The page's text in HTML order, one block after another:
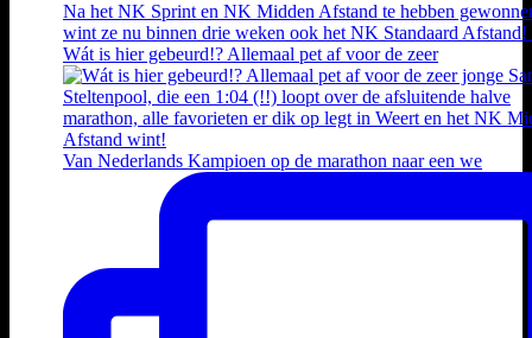
Wát is hier gebeurd!? Allemaal pet af voor de zeer
Van Nederlands Kampioen op de marathon naar een we